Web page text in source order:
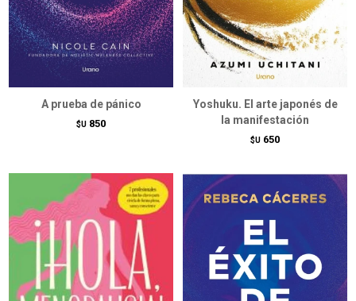
A prueba de pánico
$U 850
Yoshuku. El arte japonés de
la manifestación
$U 650